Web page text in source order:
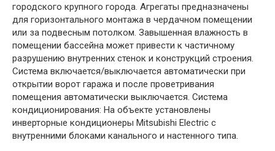
городского крупного города. Агрегаты предназначены
для горизонтального монтажа в чердачном помещении
или за подвесным потолком. Завышенная влажность в
помещении бассейна может привести к частичному
разрушению внутренних стенок и конструкций строения.
Система включается/выключается автоматически при
открытии ворот гаража и после проветривания
помещения автоматически выключается. Система
кондиционирования: На объекте установлены
инверторные кондиционеры Mitsubishi Eleсtric с
внутренними блоками канального и настенного типа.